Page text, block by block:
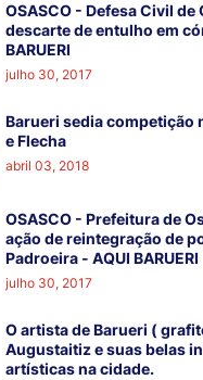
OSASCO - Defesa Civil de
descarte de entulho em
BARUERI
julho 30, 2017
Barueri sedia competição
e Flecha
abril 03, 2018
OSASCO - Prefeitura de
ação de reintegração de
Padroeira - AQUI BARUERI
julho 30, 2017
O artista de Barueri (
Augustaitiz e suas belas
artísticas na cidade.